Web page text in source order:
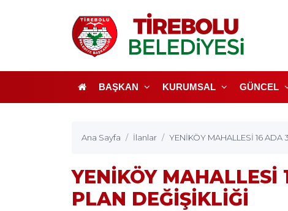
BAŞKAN KURUMSAL GÜNCEL
Ana Sayfa İlanlar YENİKÖY MAHALLESİ 16 ADA
YENİKÖY MAHALLESİ
PLAN DEĞİŞİKLİĞİ